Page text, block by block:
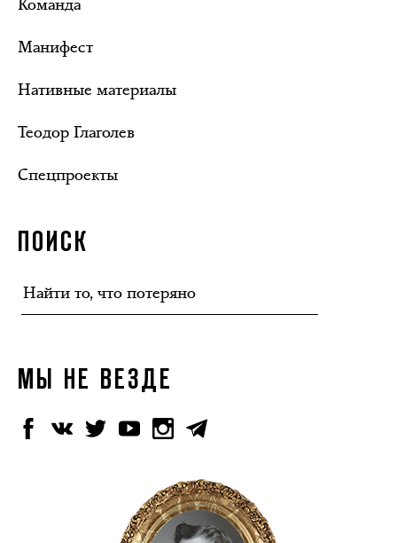
Команда
Манифест
Нативные материалы
Теодор Глаголев
Спецпроекты
ПОИСК
МЫ НЕ ВЕЗДЕ